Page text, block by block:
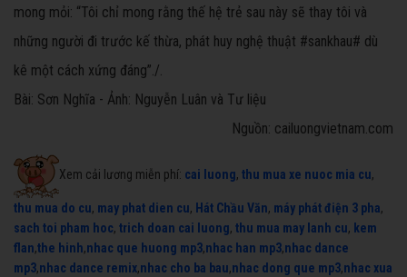
mong mỏi: “Tôi chỉ mong rằng thế hệ trẻ sau này sẽ thay tôi và
những người đi trước kế thừa, phát huy nghệ thuật #sankhau# dù
kê một cách xứng đáng”./.
Bài: Sơn Nghĩa - Ảnh: Nguyễn Luân và Tư liệu
Nguồn: cailuongvietnam.com
Xem cải lương miễn phí: cai luong, thu mua xe nuoc mia cu,
thu mua do cu, may phat dien cu, Hát Chầu Văn, máy phát điện 3 pha,
sach toi pham hoc, trich doan cai luong, thu mua may lanh cu, kem
flan,the hinh,nhac que huong mp3,nhac han mp3,nhac dance
mp3,nhac dance remix,nhac cho ba bau,nhac dong que mp3,nhac xua